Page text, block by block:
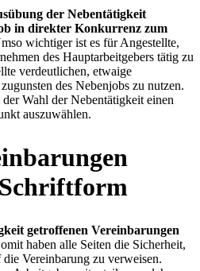
der Nebentätigkeit
in direkter Konkurrenz zum
wichtiger ist es für Angestellte,
des Hauptarbeitgebers tätig zu
verdeutlichen, etwaige
des Nebenjobs zu nutzen.
Wahl der Nebentätigkeit einen
auszuwählen.
getroffenen Vereinbarungen
haben alle Seiten die Sicherheit,
Vereinbarung zu verweisen.